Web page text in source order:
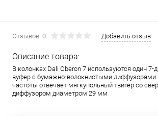
Отзывов: 0 Добавить отзыв
Описание товара:
В колонках Dali Oberon 7 используются один
вуфер с бумажно-волокнистыми диффузорами.
частоты отвечает мягкупольный твитер со
диффузором диаметром 29 мм